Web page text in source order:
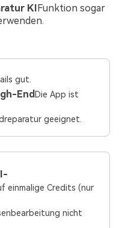
KI Funktion sogar
gut.
EndDie App ist
geeignet.
einmalige Credits (nur
nicht